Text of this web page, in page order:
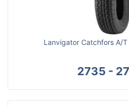
Lanvigator Catchfors A/
2735 -